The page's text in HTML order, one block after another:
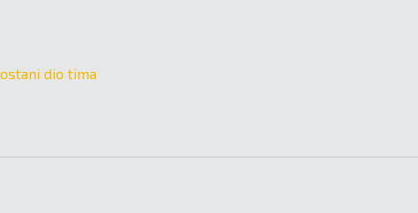
dio tima